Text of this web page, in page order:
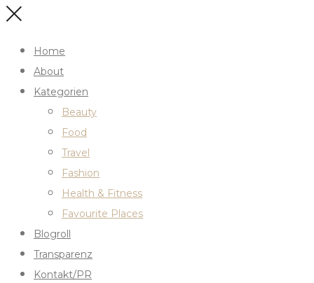
Home
About
Kategorien
Beauty
Food
Travel
Fashion
Health & Fitness
Favourite Places
Blogroll
Transparenz
Kontakt/PR